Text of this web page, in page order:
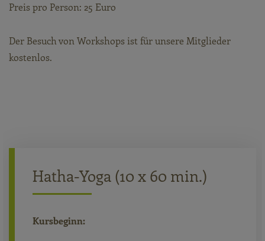
Preis pro Person: 25 Euro
Der Besuch von Workshops ist für unsere Mitglieder
kostenlos.
Hatha-Yoga (10 x 60 min.)
Kursbeginn: